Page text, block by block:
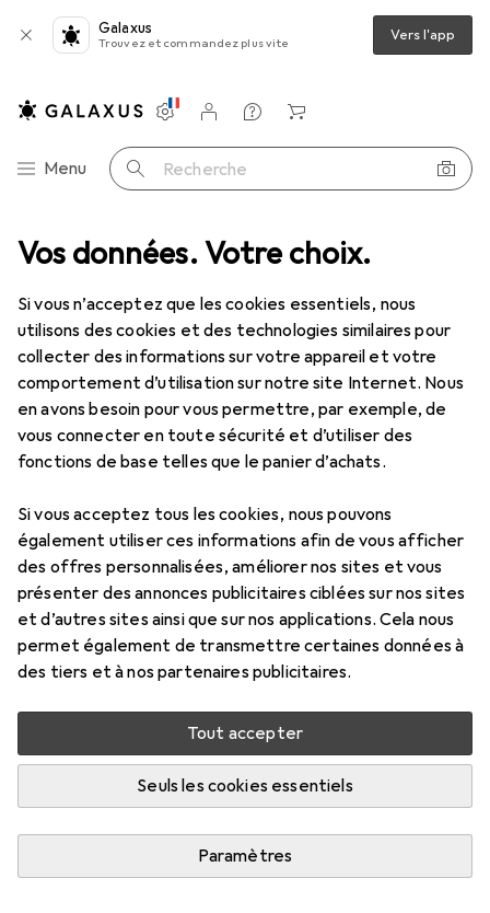
Vos données. Votre choix.
Si vous n’acceptez que les cookies essentiels, nous
utilisons des cookies et des technologies similaires pour
collecter des informations sur votre appareil et votre
comportement d’utilisation sur notre site Internet. Nous
en avons besoin pour vous permettre, par exemple, de
vous connecter en toute sécurité et d’utiliser des
fonctions de base telles que le panier d’achats.
Si vous acceptez tous les cookies, nous pouvons
également utiliser ces informations afin de vous afficher
des offres personnalisées, améliorer nos sites et vous
présenter des annonces publicitaires ciblées sur nos sites
et d’autres sites ainsi que sur nos applications. Cela nous
permet également de transmettre certaines données à
des tiers et à nos partenaires publicitaires.
Tout accepter
Seuls les cookies essentiels
Paramètres
Galaxus
Trouvez et commandez plus vite Vers l'app
Navigation par catégorie
Menu Recherche
Paramètres
Compte client
Listes de comparaison
Listes d'envies
Panier